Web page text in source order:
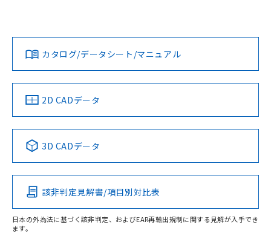
タイムチャート
上、n: 18mm以上
検出領域
ダウンロードデータをご利用いただく前に、以下を必ずお読
みください。
ソフトウェアの使用条件
対応済み
中国 RoHS 注意事項・凡例
Pb Hg Cd Cr(VI)
O
LR型式承認
（イギリス
船舶規格）
DNV型式承認
（ノルウェー
BV型式承認
（フランス
KR型式
（韓国
No No No No
この製品の規格認証/適合状況ページへ
その他の認証はこちらのページからご検索ください
カタログ/データシート/マニュアル
2D CADデータ
3D CADデータ
該非判定見解書/項目別対比表
日本の外為法に基づく該非判定、およびEAR再輸出規制に関する見解が入手でき
ます。